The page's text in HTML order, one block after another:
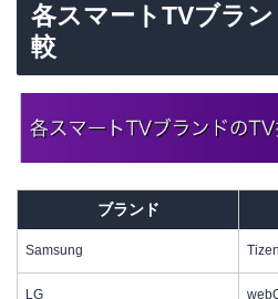
各スマートTVブラ
較
ブランド
Samsung Tizen
LG